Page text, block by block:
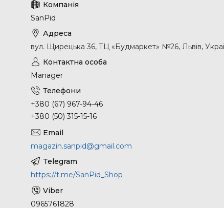
SanPid
вул. Щирецька 36, ТЦ «Будмаркет» №26, Львів,
Manager
+380 (67) 967-94-46
+380 (50) 315-15-16
magazin.sanpid@gmail.com
https://t.me/SanPid_Shop
0965761828